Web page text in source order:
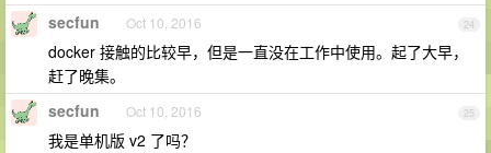
24
secfun Oct 10, 2016
docker 接触的比较早，但是一直没在工作中使用。起了大早，
赶了晚集。
25
secfun Oct 10, 2016
我是单机版 v2 了吗？